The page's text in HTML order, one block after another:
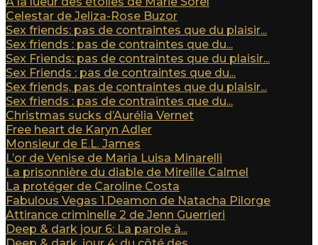
Celestar de Jeliza-Rose Buzor
Sex friends: pas de contraintes que du plaisir...
Sex friends : pas de contraintes que du...
Sex Friends: pas de contraintes que du plaisir...
Sex Friends : pas de contraintes que du...
Sex friends, pas de contraintes que du plaisir...
Sex friends : pas de contraintes que du...
Christmas sucks d’Aurélia Vernet
Free heart de Karyn Adler
Monsieur de E.L. James
L’or de Venise de Maria Luisa Minarelli
La prisonnière du diable de Mireille Calmel
La protéger de Caroline Costa
Fabulous Vegas 1.Deamon de Natacha Pilorge
Attirance criminelle 2 de Jenn Guerrieri
Deep & dark jour 6: La parole à...